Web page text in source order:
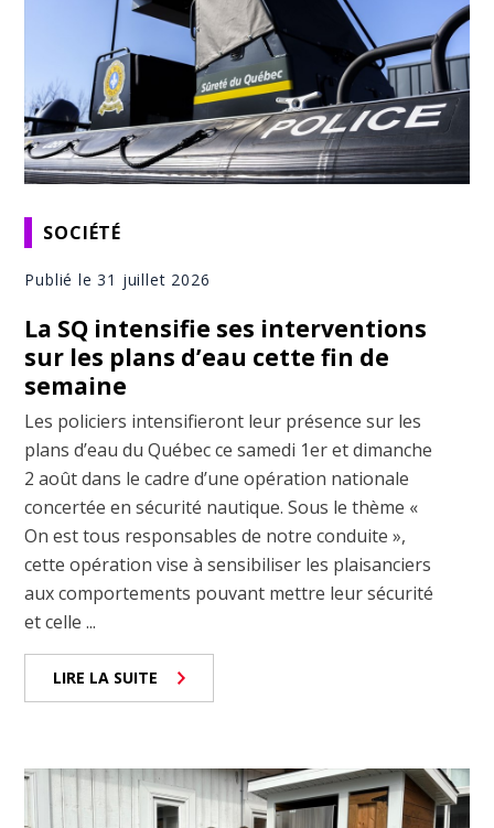
SOCIÉTÉ
Publié le 31 juillet 2026
La SQ intensifie ses interventions
sur les plans d’eau cette fin de
semaine
Les policiers intensifieront leur présence sur les
plans d’eau du Québec ce samedi 1er et dimanche
2 août dans le cadre d’une opération nationale
concertée en sécurité nautique. Sous le thème «
On est tous responsables de notre conduite »,
cette opération vise à sensibiliser les plaisanciers
aux comportements pouvant mettre leur sécurité
et celle ...
LIRE LA SUITE